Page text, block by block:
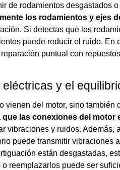
de rodamientos desgastados
los rodamientos y ejes
Si detectas que los
puede reducir el ruido.
puntual con
y el
vienen del motor, sino también
que las conexiones del motor
vibraciones y ruidos. Además,
puede transmitir vibraciones
están desgastadas,
reemplazarlos puede ser